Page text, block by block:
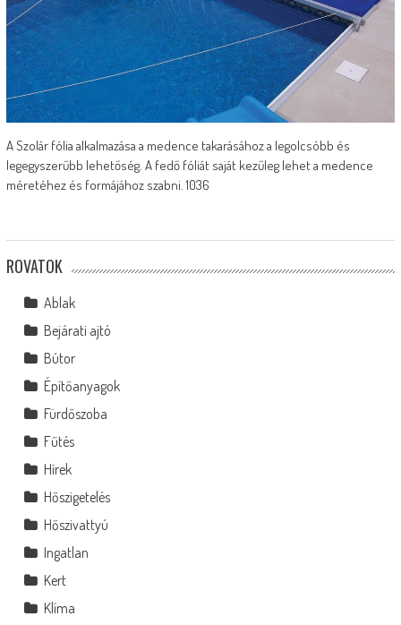
A Szolár fólia alkalmazása a medence takarásához a legolcsóbb és
legegyszerűbb lehetőség. A fedő fóliát saját kezűleg lehet a medence
méretéhez és formájához szabni. 1036
ROVATOK
Ablak
Bejárati ajtó
Bútor
Építőanyagok
Fürdőszoba
Fűtés
Hírek
Hőszigetelés
Hőszivattyú
Ingatlan
Kert
Klíma